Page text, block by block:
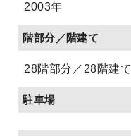
2003年
階部分／階建て
28階部分／28階建て
駐車場